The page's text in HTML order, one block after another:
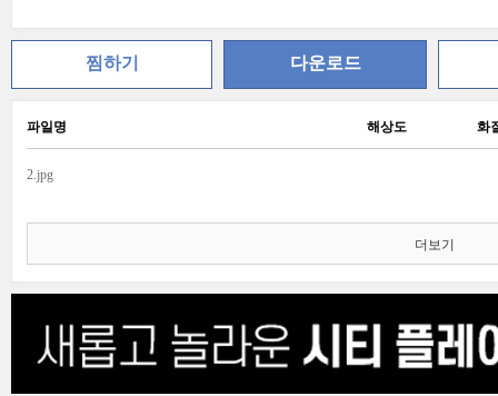
찜하기 다운로드
파일명 해상도 화
2.jpg
더보기